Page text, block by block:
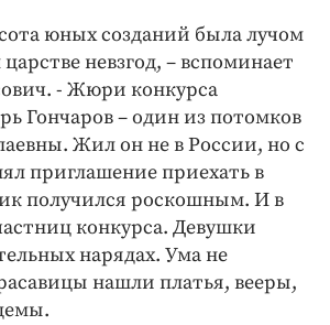
юных созданий была лучом
невзгод, – вспоминает
- Жюри конкурса
Гончаров – один из потомков
Жил он не в России, но с
приглашение приехать в
получился роскошным. И в
конкурса. Девушки
нарядах. Ума не
нашли платья, вееры,